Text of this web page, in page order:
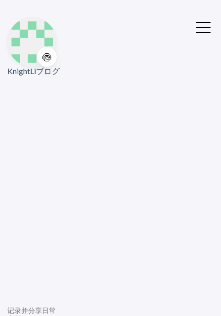
🍥
KnightLiブログ
记录并分享日常